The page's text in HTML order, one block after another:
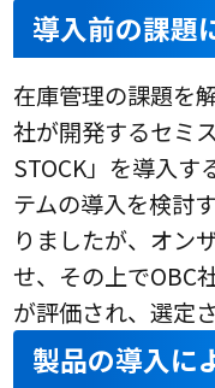
導入前の課題
在庫管理の課題を
社が開発するセミ
STOCK」を導入す
テムの導入を検討
りましたが、オン
せ、その上でOBC
が評価され、選定
製品の導入に